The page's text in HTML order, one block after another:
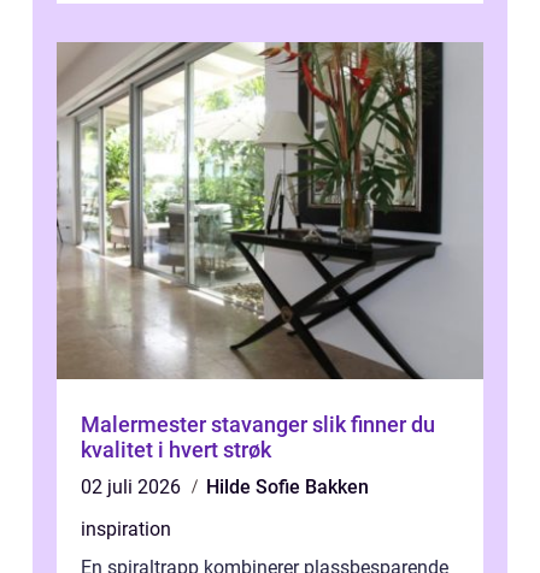
Malermester stavanger slik finner du
kvalitet i hvert strøk
02 juli 2026
Hilde Sofie Bakken
inspiration
En spiraltrapp kombinerer plassbesparende